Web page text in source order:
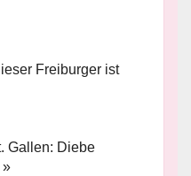
Freiburger ist
Gallen: Diebe
»